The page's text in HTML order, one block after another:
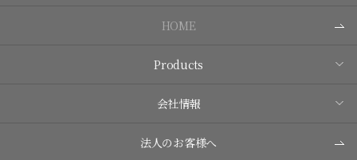
HOME
Products
会社情報
法人のお客様へ